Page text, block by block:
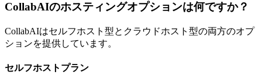
CollabAIのホスティングオプションは何ですか？
CollabAIはセルフホスト型とクラウドホスト型の両方のオプ
ションを提供しています。
セルフホストプラン